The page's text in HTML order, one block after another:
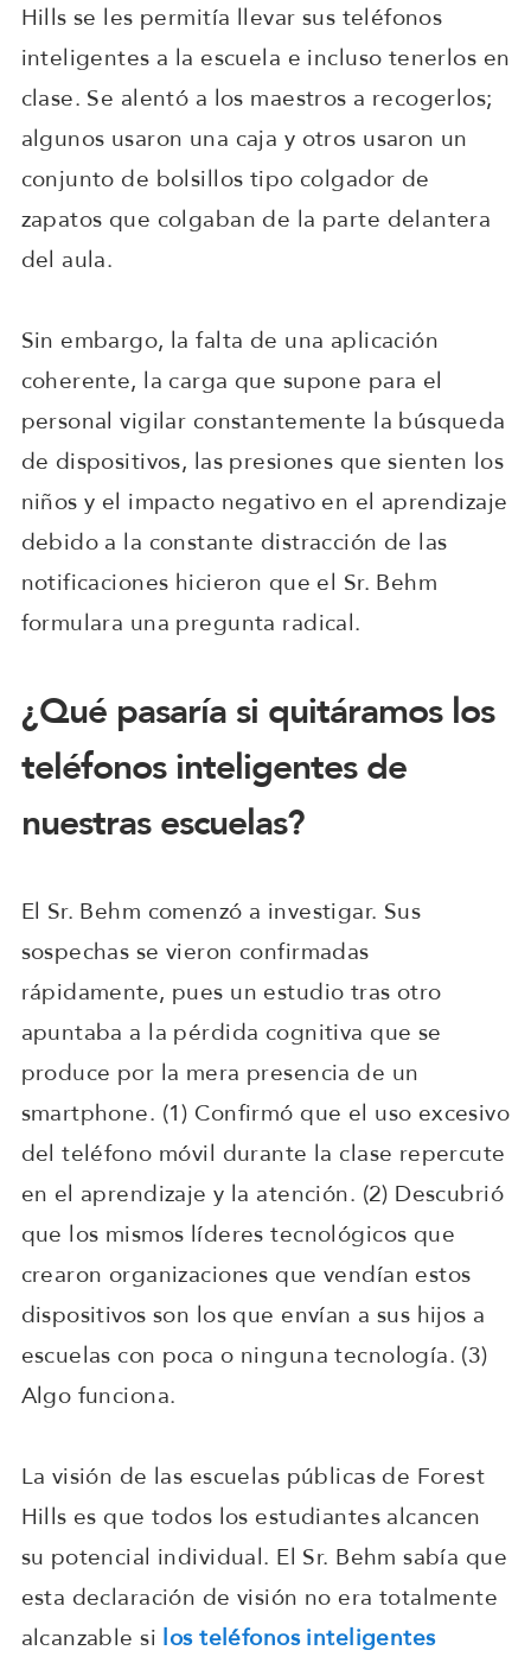
Hills se les permitía llevar sus teléfonos
inteligentes a la escuela e incluso tenerlos en
clase. Se alentó a los maestros a recogerlos;
algunos usaron una caja y otros usaron un
conjunto de bolsillos tipo colgador de
zapatos que colgaban de la parte delantera
del aula.
Sin embargo, la falta de una aplicación
coherente, la carga que supone para el
personal vigilar constantemente la búsqueda
de dispositivos, las presiones que sienten los
niños y el impacto negativo en el aprendizaje
debido a la constante distracción de las
notificaciones hicieron que el Sr. Behm
formulara una pregunta radical.
¿Qué pasaría si quitáramos los
teléfonos inteligentes de
nuestras escuelas?
El Sr. Behm comenzó a investigar. Sus
sospechas se vieron confirmadas
rápidamente, pues un estudio tras otro
apuntaba a la pérdida cognitiva que se
produce por la mera presencia de un
smartphone. (1) Confirmó que el uso excesivo
del teléfono móvil durante la clase repercute
en el aprendizaje y la atención. (2) Descubrió
que los mismos líderes tecnológicos que
crearon organizaciones que vendían estos
dispositivos son los que envían a sus hijos a
escuelas con poca o ninguna tecnología. (3)
Algo funciona.
La visión de las escuelas públicas de Forest
Hills es que todos los estudiantes alcancen
su potencial individual. El Sr. Behm sabía que
esta declaración de visión no era totalmente
alcanzable si los teléfonos inteligentes